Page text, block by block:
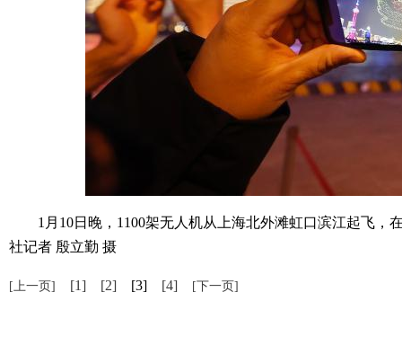
1月10日晚，1100架无人机从上海北外滩虹口滨江起飞，
社记者 殷立勤 摄
[上一页] [1] [2] [3] [4] [下一页]